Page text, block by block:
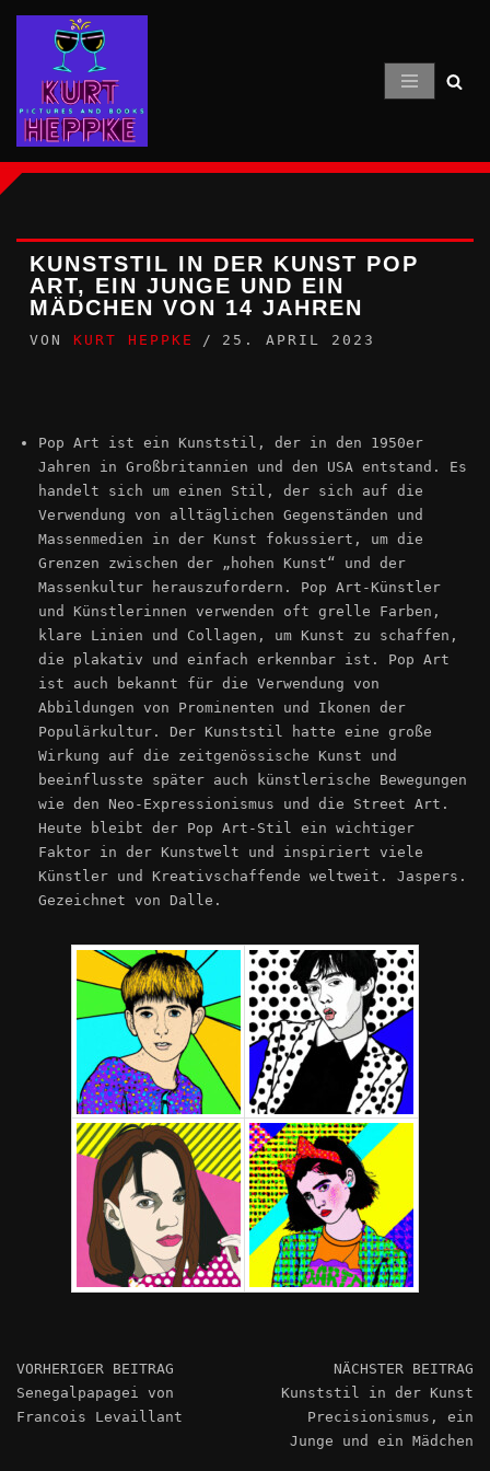
Inhalt
springen
KUNSTSTIL IN DER KUNST POP
ART, EIN JUNGE UND EIN
MÄDCHEN VON 14 JAHREN
VON KURT HEPPKE 25. APRIL 2023
Pop Art ist ein Kunststil, der in den 1950er
Jahren in Großbritannien und den USA entstand. Es
handelt sich um einen Stil, der sich auf die
Verwendung von alltäglichen Gegenständen und
Massenmedien in der Kunst fokussiert, um die
Grenzen zwischen der „hohen Kunst“ und der
Massenkultur herauszufordern. Pop Art-Künstler
und Künstlerinnen verwenden oft grelle Farben,
klare Linien und Collagen, um Kunst zu schaffen,
die plakativ und einfach erkennbar ist. Pop Art
ist auch bekannt für die Verwendung von
Abbildungen von Prominenten und Ikonen der
Populärkultur. Der Kunststil hatte eine große
Wirkung auf die zeitgenössische Kunst und
beeinflusste später auch künstlerische Bewegungen
wie den Neo-Expressionismus und die Street Art.
Heute bleibt der Pop Art-Stil ein wichtiger
Faktor in der Kunstwelt und inspiriert viele
Künstler und Kreativschaffende weltweit. Jaspers.
Gezeichnet von Dalle.
VORHERIGER BEITRAG
Senegalpapagei von
Francois Levaillant
NÄCHSTER BEITRAG
Kunststil in der Kunst
Precisionismus, ein
Junge und ein Mädchen